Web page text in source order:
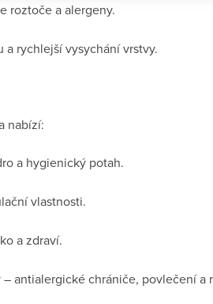
roztoče a alergeny.
rychlejší vysychání vrstvy.
nabízí:
a hygienický potah.
vlastnosti.
a zdraví.
antialergické chrániče, povlečení